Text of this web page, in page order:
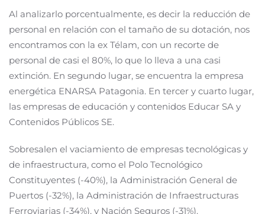
Al analizarlo porcentualmente, es decir la reducción de
personal en relación con el tamaño de su dotación, nos
encontramos con la ex Télam, con un recorte de
personal de casi el 80%, lo que lo lleva a una casi
extinción. En segundo lugar, se encuentra la empresa
energética ENARSA Patagonia. En tercer y cuarto lugar,
las empresas de educación y contenidos Educar SA y
Contenidos Públicos SE.
Sobresalen el vaciamiento de empresas tecnológicas y
de infraestructura, como el Polo Tecnológico
Constituyentes (-40%), la Administración General de
Puertos (-32%), la Administración de Infraestructuras
Ferroviarias (-34%), y Nación Seguros (-31%).